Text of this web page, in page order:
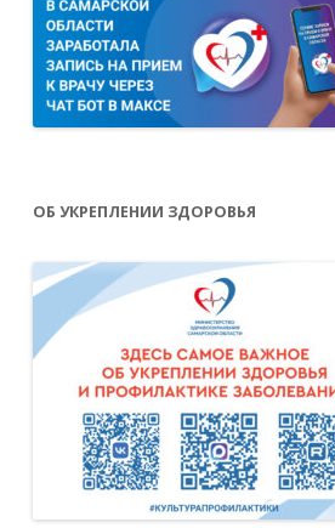
ОБ УКРЕПЛЕНИИ ЗДОРОВЬЯ